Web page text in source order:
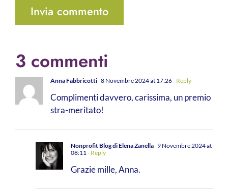
3 commenti
Anna Fabbricotti 8 Novembre 2024 at 17:26- Reply
Complimenti davvero, carissima, un premio
stra-meritato!
Nonprofit Blog di Elena Zanella 9 Novembre 2024 at
08:11- Reply
Grazie mille, Anna.